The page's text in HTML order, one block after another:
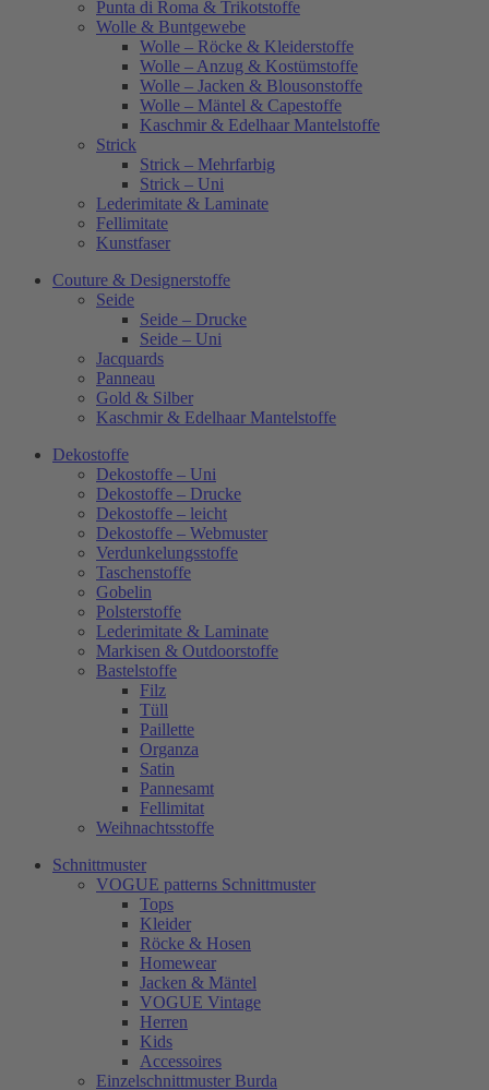
Punta di Roma & Trikotstoffe
Wolle & Buntgewebe
Wolle – Röcke & Kleiderstoffe
Wolle – Anzug & Kostümstoffe
Wolle – Jacken & Blousonstoffe
Wolle – Mäntel & Capestoffe
Kaschmir & Edelhaar Mantelstoffe
Strick
Strick – Mehrfarbig
Strick – Uni
Lederimitate & Laminate
Fellimitate
Kunstfaser
Couture & Designerstoffe
Seide
Seide – Drucke
Seide – Uni
Jacquards
Panneau
Gold & Silber
Kaschmir & Edelhaar Mantelstoffe
Dekostoffe
Dekostoffe – Uni
Dekostoffe – Drucke
Dekostoffe – leicht
Dekostoffe – Webmuster
Verdunkelungsstoffe
Taschenstoffe
Gobelin
Polsterstoffe
Lederimitate & Laminate
Markisen & Outdoorstoffe
Bastelstoffe
Filz
Tüll
Paillette
Organza
Satin
Pannesamt
Fellimitat
Weihnachtsstoffe
Schnittmuster
VOGUE patterns Schnittmuster
Tops
Kleider
Röcke & Hosen
Homewear
Jacken & Mäntel
VOGUE Vintage
Herren
Kids
Accessoires
Einzelschnittmuster Burda